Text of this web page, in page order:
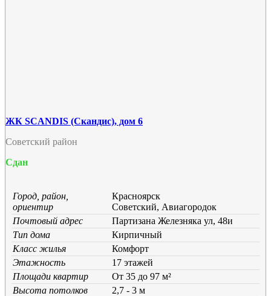
ЖК SCANDIS (Скандис), дом 6
Советский район
Сдан
Город, район,
ориентир
Красноярск
Советский, Авиагородок
Почтовый адрес
Партизана Железняка ул, 48и
Тип дома
Кирпичный
Класс жилья
Комфорт
Этажность
17 этажей
Площади квартир
От 35 до 97 м²
Высота потолков
2,7 - 3 м